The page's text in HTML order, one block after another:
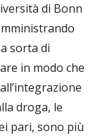
di Bonn
sorta di
in modo che
droga, le
pari, sono più